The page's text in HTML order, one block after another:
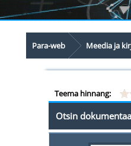
Para-web Meedia ja
Teema hinnang:
Otsin